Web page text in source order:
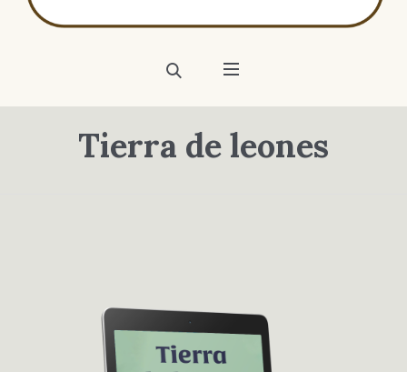
Tierra de leones